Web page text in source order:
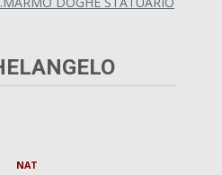
NAT